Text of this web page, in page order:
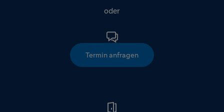
oder
Termin anfragen